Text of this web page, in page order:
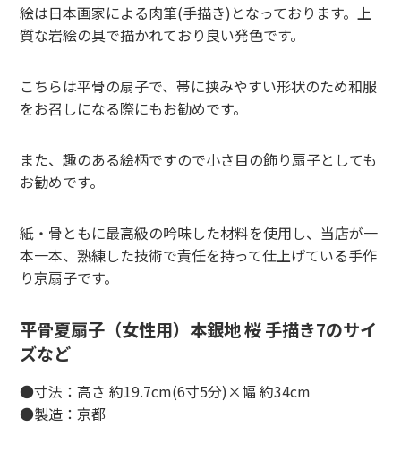
絵は日本画家による肉筆(手描き)となっております。上
質な岩絵の具で描かれており良い発色です。
こちらは平骨の扇子で、帯に挟みやすい形状のため和服
をお召しになる際にもお勧めです。
また、趣のある絵柄ですので小さ目の飾り扇子としても
お勧めです。
紙・骨ともに最高級の吟味した材料を使用し、当店が一
本一本、熟練した技術で責任を持って仕上げている手作
り京扇子です。
平骨夏扇子（女性用）本銀地 桜 手描き7のサイ
ズなど
●寸法：高さ 約19.7cm(6寸5分)×幅 約34cm
●製造：京都